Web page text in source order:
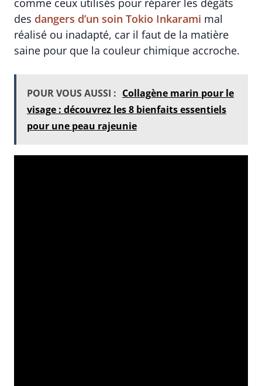
comme ceux utilisés pour réparer les dégâts
des dangers d’un soin Tokio Inkarami mal
réalisé ou inadapté, car il faut de la matière
saine pour que la couleur chimique accroche.
POUR VOUS AUSSI : Collagène marin pour le
visage : découvrez les 8 bienfaits essentiels
pour une peau rajeunie